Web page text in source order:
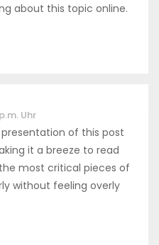
about this topic online.
Uhr
of this post
it a breeze to read
most critical pieces of
without feeling overly